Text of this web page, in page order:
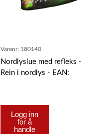
Varenr: 180140
Nordlyslue med refleks -
Rein i nordlys - EAN:
Logg inn
for å
handle